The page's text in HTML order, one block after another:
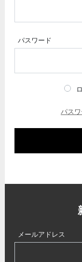
パスワード
パス
メールアドレス